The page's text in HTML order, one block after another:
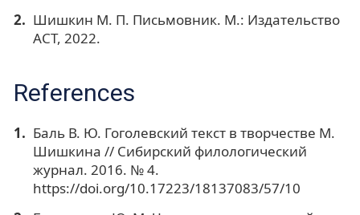
Шишкин М. П. Письмовник. М.: Издательство
АСТ, 2022.
References
Баль В. Ю. Гоголевский текст в творчестве М.
Шишкина // Сибирский филологический
журнал. 2016. № 4.
https://doi.org/10.17223/18137083/57/10